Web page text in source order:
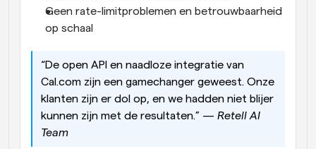
Geen rate-limitproblemen en betrouwbaarheid
op schaal
“De open API en naadloze integratie van
Cal.com zijn een gamechanger geweest. Onze
klanten zijn er dol op, en we hadden niet blijer
kunnen zijn met de resultaten.” — Retell AI
Team